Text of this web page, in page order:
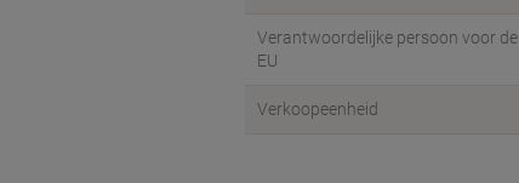
Verantwoordelijke persoon voor de
EU
Verkoopeenheid